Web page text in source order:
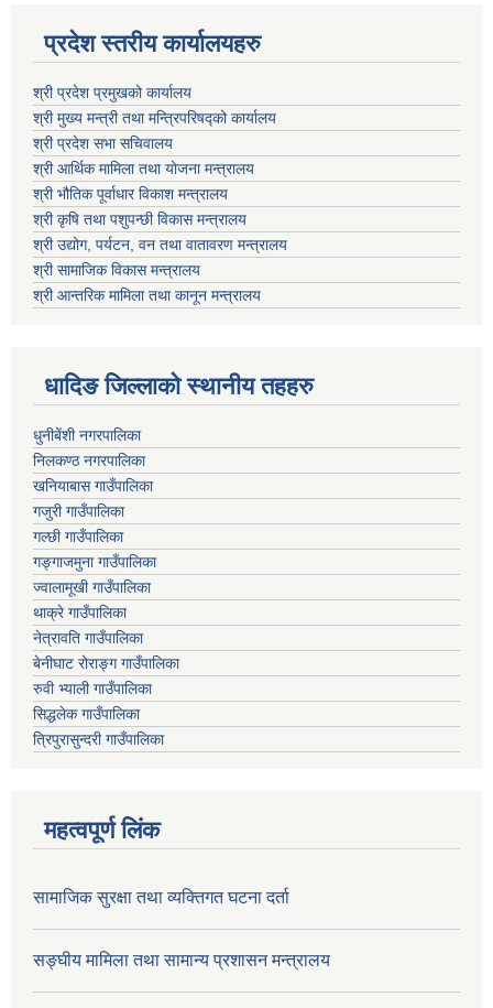
प्रदेश स्तरीय कार्यालयहरु
श्री प्रदेश प्रमुखको कार्यालय
श्री मुख्य मन्त्री तथा मन्त्रिपरिषद्को कार्यालय
श्री प्रदेश सभा सचिवालय
श्री आर्थिक मामिला तथा योजना मन्त्रालय
श्री भौतिक पूर्वाधार विकाश मन्त्रालय
श्री कृषि तथा पशुपन्छी विकास मन्त्रालय
श्री उद्योग, पर्यटन, वन तथा वातावरण मन्त्रालय
श्री सामाजिक विकास मन्त्रालय
श्री आन्तरिक मामिला तथा कानून मन्त्रालय
धादिङ जिल्लाकाे स्थानीय तहहरु
धुनीबेंशी नगरपालिका
निलकण्ठ नगरपालिका
खनियाबास गाउँपालिका
गजुरी गाउँपालिका
गल्छी गाउँपालिका
गङ्गाजमुना गाउँपालिका
ज्वालामूखी गाउँपालिका
थाक्रे गाउँपालिका
नेत्रावति गाउँपालिका
बेनीघाट रोराङ्ग गाउँपालिका
रुवी भ्याली गाउँपालिका
सिद्धलेक गाउँपालिका
त्रिपुरासुन्दरी गाउँपालिका
महत्वपूर्ण लिंक
सामाजिक सुरक्षा तथा व्यक्तिगत घटना दर्ता
सङ्घीय मामिला तथा सामान्य प्रशासन मन्त्रालय